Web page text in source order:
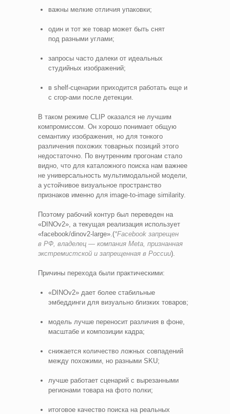
важны мелкие отличия упаковки;
один и тот же товар может быть снят
под разными углами;
запросы часто далеки от идеальных
студийных изображений;
в shelf‑сценарии приходится работать еще и
с crop‑ами после детекции.
В таком режиме CLIP оказался не лучшим
компромиссом. Он хорошо понимает общую
семантику изображения, но для тонкого
различения похожих товарных позиций этого
недостаточно. По внутренним прогонам стало
видно, что для каталожного поиска нам важнее
не универсальность мультимодальной модели,
а устойчивое визуальное пространство
признаков именно для image‑to‑image similarity.
Поэтому рабочий контур был переведен на
«DINOv2», а текущая реализация использует
«facebook/dinov2-large».(*Facebook запрещен
в РФ, владелец — компания Meta, признанная
экстремистской и запрещенная в России).
Причины перехода были практическими:
«DINOv2» дает более стабильные
эмбеддинги для визуально близких товаров;
модель лучше переносит различия в фоне,
масштабе и композиции кадра;
снижается количество ложных совпадений
между похожими, но разными SKU;
лучше работает сценарий с вырезанными
регионами товара на фото полки;
итоговое качество поиска на реальных